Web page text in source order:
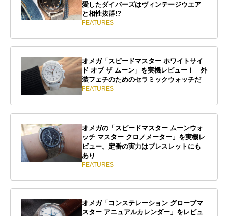
愛したダイバーズはヴィンテージウエア
と相性抜群!?
FEATURES
オメガ「スピードマスター ホワイトサイ
ド オブ ザ ムーン」を実機レビュー！ 外
装フェチのためのセラミックウォッチだ
FEATURES
オメガの「スピードマスター ムーンウォ
ッチ マスター クロノメーター」を実機レ
ビュー。定番の実力はブレスレットにも
あり
FEATURES
オメガ「コンステレーション グローブマ
スター アニュアルカレンダー」をレビュ